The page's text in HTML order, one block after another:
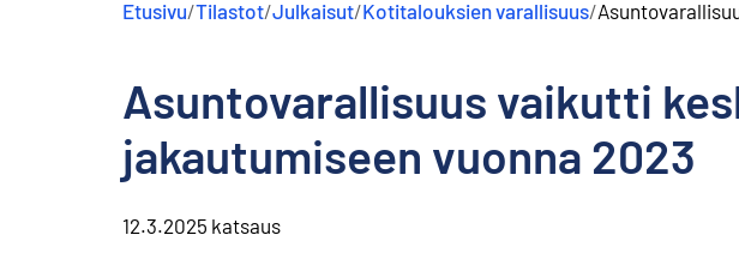
Etusivu/Tilastot/Julkaisut/Kotitalouksien varallisuus/
Asuntovarallisuus vaikutti
jakautumiseen vuonna 2023
12.3.2025 katsaus